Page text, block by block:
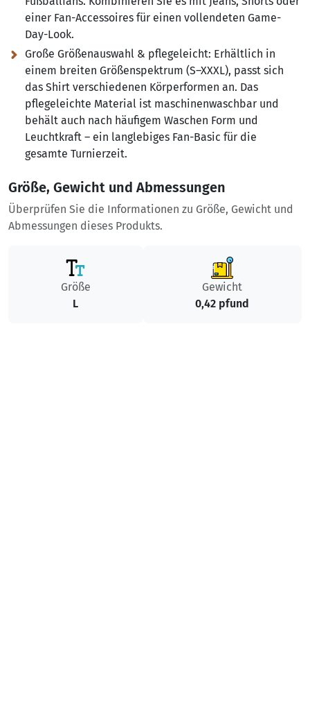
einer Fan-Accessoires für einen vollendeten Game-
Day-Look.
Große Größenauswahl & pflegeleicht: Erhältlich in
einem breiten Größenspektrum (S–XXXL), passt sich
das Shirt verschiedenen Körperformen an. Das
pflegeleichte Material ist maschinenwaschbar und
behält auch nach häufigem Waschen Form und
Leuchtkraft – ein langlebiges Fan-Basic für die
gesamte Turnierzeit.
Größe, Gewicht und Abmessungen
Überprüfen Sie die Informationen zu Größe, Gewicht und
Abmessungen dieses Produkts.
Größe
L
Gewicht
0,42 pfund